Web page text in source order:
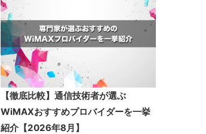
【徹底比較】通信技術者が選ぶ
WiMAXおすすめプロバイダーを一挙
紹介【2026年8月】